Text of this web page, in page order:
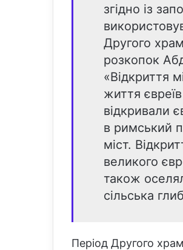
згідно із
Другого
розкопок
«Відкриття
життя
відкривали
в римський
міст.
великого
також
сільська
Період Другого